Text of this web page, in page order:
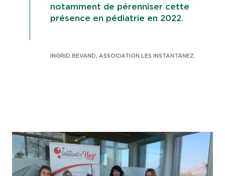
notamment de pérenniser cette
présence en pédiatrie en 2022.
INGRID BEVAND, ASSOCIATION LES INSTANTÀNEZ.